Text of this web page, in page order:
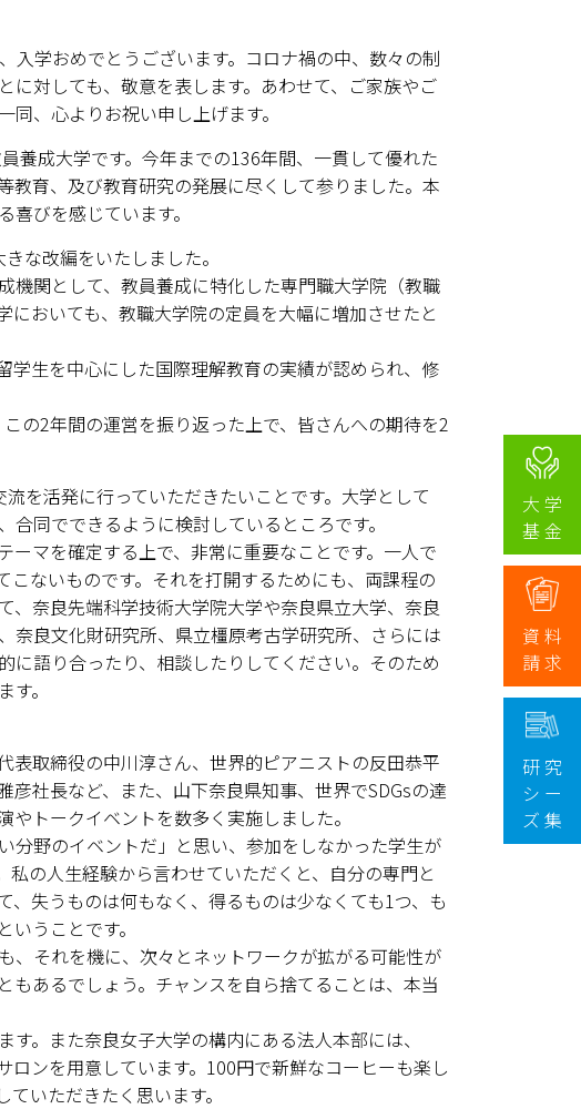
センター
ちセンター(C-CHILD)
大 学
基 金
資 料
請 求
研 究
シ ー
ズ 集
学おめでとうございます。コロナ禍の中、数々の制
対しても、敬意を表します。あわせて、ご家族やご
、心よりお祝い申し上げます。
養成大学です。今年までの136年間、一貫して優れた
育、及び教育研究の発展に尽くして参りました。本
びを感じています。
な改編をいたしました。
関として、教員養成に特化した専門職大学院（教職
おいても、教職大学院の定員を大幅に増加させたと
生を中心にした国際理解教育の実績が認められ、修
の2年間の運営を振り返った上で、皆さんへの期待を2
を活発に行っていただきたいことです。大学として
同でできるように検討しているところです。
マを確定する上で、非常に重要なことです。一人で
ないものです。それを打開するためにも、両課程の
奈良先端科学技術大学院大学や奈良県立大学、奈良
奈良文化財研究所、県立橿原考古学研究所、さらには
語り合ったり、相談したりしてください。そのため
。
取締役の中川淳さん、世界的ピアニストの反田恭平
社長など、また、山下奈良県知事、世界でSDGsの達
トークイベントを数多く実施しました。
野のイベントだ」と思い、参加をしなかった学生が
の人生経験から言わせていただくと、自分の専門と
失うものは何もなく、得るものは少なくても1つ、も
うことです。
それを機に、次々とネットワークが拡がる可能性が
あるでしょう。チャンスを自ら捨てることは、本当
。また奈良女子大学の構内にある法人本部には、
ロンを用意しています。100円で新鮮なコーヒーも楽し
いただきたく思います。